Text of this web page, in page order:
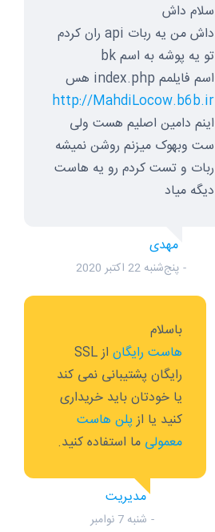
سلام داش
داش من یه ربات api ران کردم
تو یه پوشه به اسم bk
اسم فایلمم index.php هس
http://MahdiLocow.b6b.ir
اینم دامین اصلیم هست ولی
ست وبهوک میزنم روشن نمیشه
ربات و تست کردم رو یه هاست
دیگه میاد
مهدی
پنج‌شنبه 22 اکتبر 2020
باسلام
هاست رایگان
از SSL
رایگان پشتیبانی نمی کند
یا خودتان باید خریداری
کنید یا ازپلن هاست
معمولی ما استفاده کنید.
مدیریت
شنبه 7 نوامبر